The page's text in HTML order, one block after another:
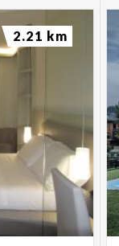
2.21 km